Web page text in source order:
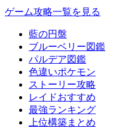
ゲーム攻略一覧を見る
藍の円盤
ブルーベリー図鑑
パルデア図鑑
色違いポケモン
ストーリー攻略
レイドおすすめ
最強ランキング
上位構築まとめ